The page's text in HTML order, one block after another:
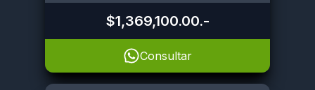
$1,369,100.00.-
Consultar